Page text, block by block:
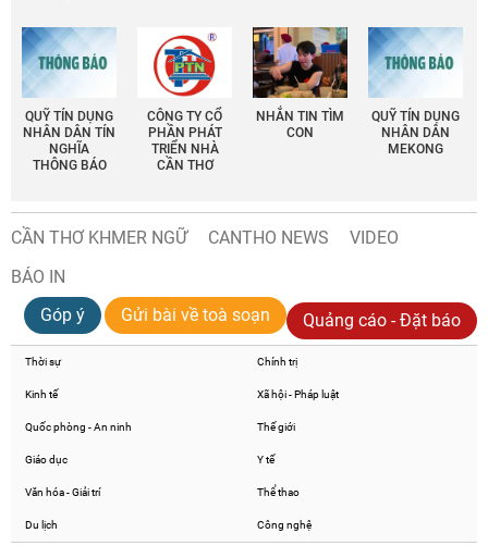
QUỸ TÍN DỤNG
NHÂN DÂN TÍN
NGHĨA
THÔNG BÁO
CÔNG TY CỔ
PHẦN PHÁT
TRIỂN NHÀ
CẦN THƠ
NHẮN TIN TÌM
CON
QUỸ TÍN DỤNG
NHÂN DÂN
MEKONG
CẦN THƠ KHMER NGỮ CANTHO NEWS
VIDEO
BÁO IN
Góp ý
Gửi bài về toà soạn Quảng cáo - Đặt báo
Thời sự Chính trị
Kinh tế Xã hội - Pháp luật
Quốc phòng - An ninh Thế giới
Giáo dục Y tế
Văn hóa - Giải trí Thể thao
Du lịch Công nghệ